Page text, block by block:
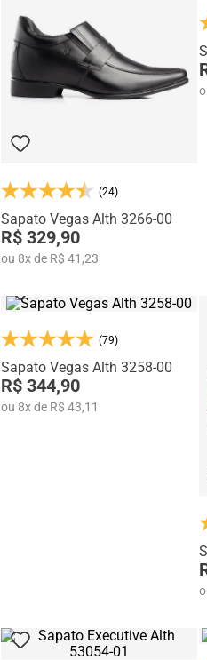
desenvolvidos para garantir mais
qualquer momento do dia.
(24)
Sapato Vegas Alth 3266-00
R$ 329,90
ou 8xde R$ 41,23
(79)
Sapato Vegas Alth 3258-00
R$ 344,90
ou 8xde R$ 43,11